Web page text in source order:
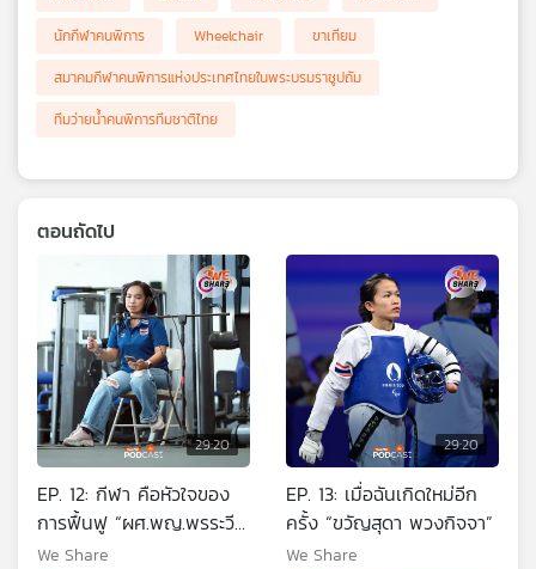
นักกีฬาคนพิการ
Wheelchair
ขาเทียม
สมาคมกีฬาคนพิการแห่งประเทศไทยในพระบรมราชูปถัม
ทีมว่ายน้ำคนพิการทีมชาติไทย
ตอนถัดไป
29:20
EP. 12: กีฬา คือหัวใจของ
การฟื้นฟู “ผศ.พญ.พรระวี
เพียรผดุงรัชต์”
We Share
29:20
EP. 13: เมื่อฉันเกิดใหม่อีก
ครั้ง “ขวัญสุดา พวงกิจจา”
We Share